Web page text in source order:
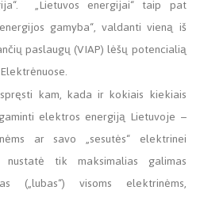
„Lietuvos energijai“ taip pat
gamyba“, valdanti vieną iš
paslaugų (VIAP) lėšų potencialią
kam, kada ir kokiais kiekiais
elektros energiją Lietuvoje –
ar savo „sesutės“ elektrinei
nustatė tik maksimalias galimas
(„lubas“) visoms elektrinėms,